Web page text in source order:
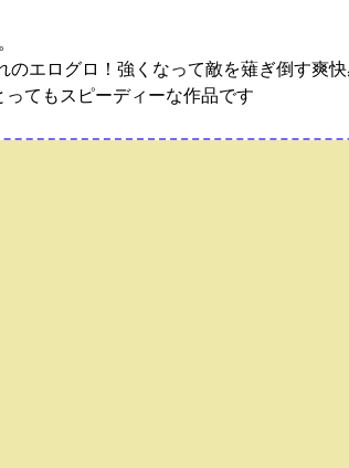
エログロ！強くなって敵を薙ぎ倒す爽
てもスピーディーな作品です